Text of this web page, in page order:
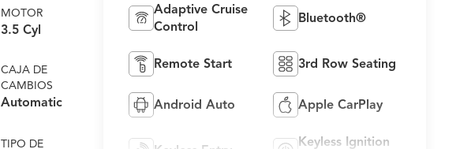
MOTOR
3.5 Cyl
CAJA DE
CAMBIOS
Automatic
TIPO DE
Adaptive Cruise
Control
Bluetooth®
Remote Start 3rd Row Seating
Android Auto Apple CarPlay
Keyless Ignition